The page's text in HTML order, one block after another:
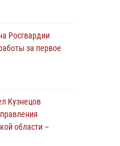
в силу новый
охранной
ранения
Росгвардии
за первое
Кузнецов
области –